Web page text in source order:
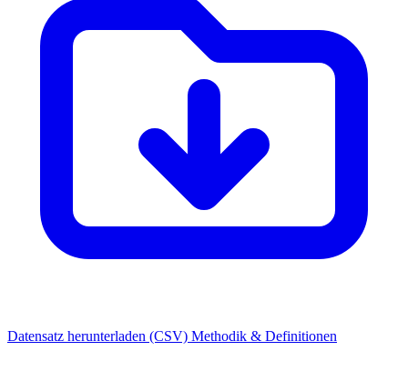
Datensatz herunterladen (CSV) Methodik & Definitionen